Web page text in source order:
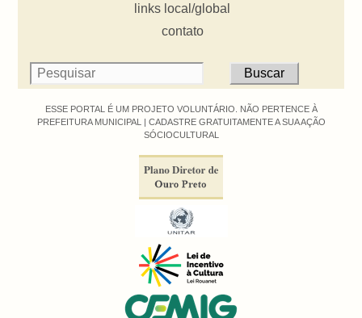
links local/global
contato
ESSE PORTAL É UM PROJETO VOLUNTÁRIO. NÃO PERTENCE À
PREFEITURA MUNICIPAL | CADASTRE GRATUITAMENTE A SUA AÇÃO
SÓCIOCULTURAL